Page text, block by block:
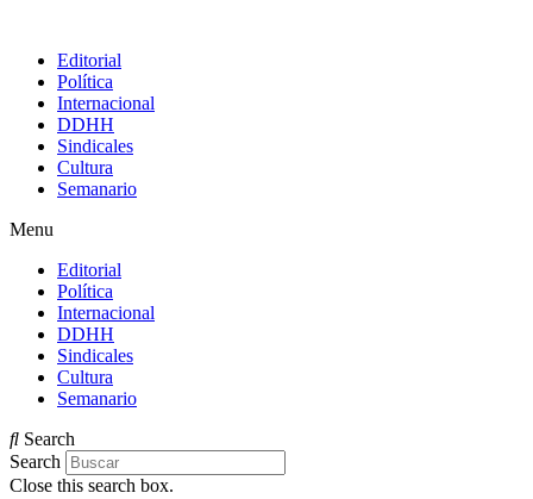
Editorial
Política
Internacional
DDHH
Sindicales
Cultura
Semanario
Menu
Editorial
Política
Internacional
DDHH
Sindicales
Cultura
Semanario
Search
Search
Close this search box.